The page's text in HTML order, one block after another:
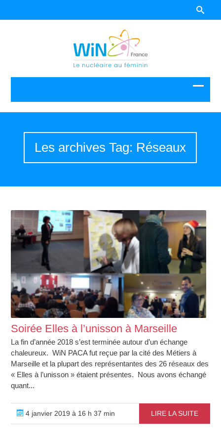
Les archives Tag: Réseaux
Soirée Elles à l’unisson à Marseille
La fin d’année 2018 s’est terminée autour d’un échange
chaleureux. WiN PACA fut reçue par la cité des Métiers à
Marseille et la plupart des représentantes des 26 réseaux des
« Elles à l’unisson » étaient présentes. Nous avons échangé
quant...
4 janvier 2019 à 16 h 37 min LIRE LA SUITE